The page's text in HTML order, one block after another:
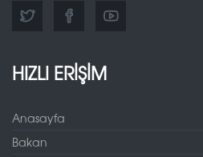
HIZLI ERİŞİM
Anasayfa
Bakan